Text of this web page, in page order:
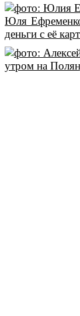
Юля
деньги с её
утром на